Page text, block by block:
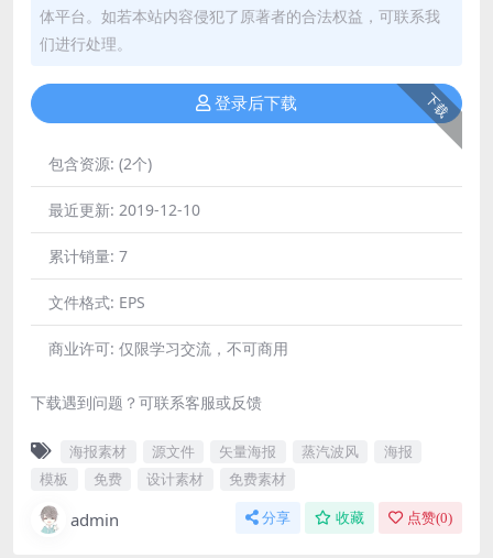
体平台。如若本站内容侵犯了原著者的合法权益，可联系我
们进行处理。
下载
登录后下载
包含资源: (2个)
最近更新: 2019-12-10
累计销量: 7
文件格式: EPS
商业许可: 仅限学习交流，不可商用
下载遇到问题？可联系客服或反馈
海报素材 源文件 矢量海报 蒸汽波风
海报
模板
免费 设计素材 免费素材
admin 分享 收藏 点赞(0)